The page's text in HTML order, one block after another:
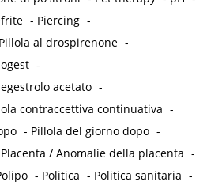
- Piercing -
Pillola al drospirenone -
-
acetato -
contraccettiva continuativa -
- Pillola del giorno dopo -
Placenta / Anomalie della placenta -
- Politica - Politica sanitaria -